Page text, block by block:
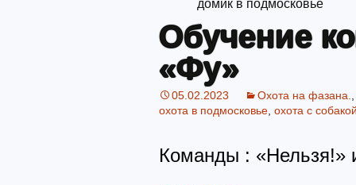
Обучение
«Фу»
05.02.2023 Охота на фазана.
охота в подмосковье охота с
Команды : «Нельзя!»